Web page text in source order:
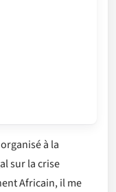
à la
sur la crise
Africain, il me